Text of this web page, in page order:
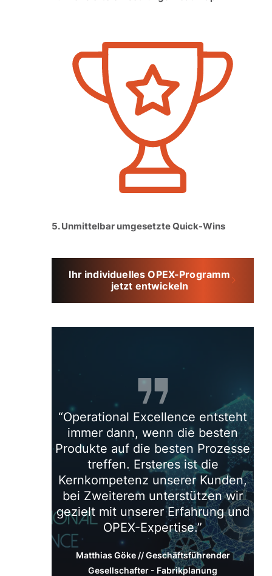
5. Unmittelbar umgesetzte Quick-Wins
Ihr individuelles OPEX-Programm
jetzt entwickeln
Operational Excellence entsteht
immer dann, wenn die besten
Produkte auf die besten Prozesse
treffen. Ersteres ist die
Kernkompetenz unserer Kunden,
bei Zweiterem unterstützen wir
gezielt mit unserer Erfahrung und
OPEX-Expertise.
Matthias Göke // Geschäftsführender
Gesellschafter - Fabrikplanung